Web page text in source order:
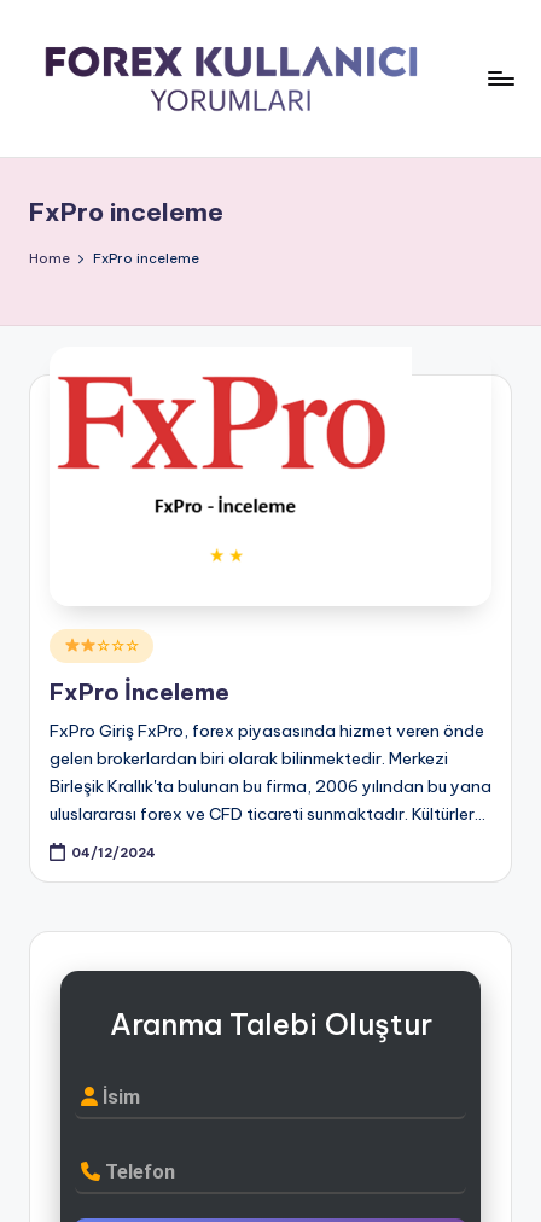
FxPro inceleme
Home FxPro inceleme
Posted
in
☆☆☆
FxPro İnceleme
FxPro Giriş FxPro, forex piyasasında hizmet veren önde
gelen brokerlardan biri olarak bilinmektedir. Merkezi
Birleşik Krallık'ta bulunan bu firma, 2006 yılından bu yana
uluslararası forex ve CFD ticareti sunmaktadır. Kültürler…
04/12/2024
Aranma Talebi Oluştur
İsim
Telefon